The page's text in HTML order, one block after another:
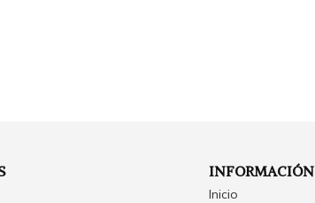
INFORMACIÓN
Inicio